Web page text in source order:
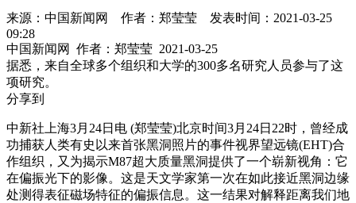
来源：中国新闻网 作者：郑莹莹
发表时间：2021-03-25
09:28
中国新闻网
作者：郑莹莹 2021-03-25
据悉，来自全球多个组织和大学的300多名研究人员参与了这
项研究。
分享到
中新社上海3月24日电 (郑莹莹)北京时间3月24日22时，曾经成
功捕获人类有史以来首张黑洞照片的事件视界望远镜(EHT)合
作组织，又为揭示M87超大质量黑洞提供了一个崭新视角：它
在偏振光下的影像。这是天文学家第一次在如此接近黑洞边缘
处测得表征磁场特征的偏振信息。这一结果对解释距离我们地